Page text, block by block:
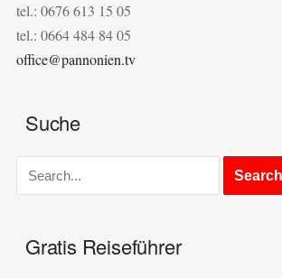
tel.: 0676 613 15 05
tel.: 0664 484 84 05
office@pannonien.tv
Suche
Gratis Reiseführer